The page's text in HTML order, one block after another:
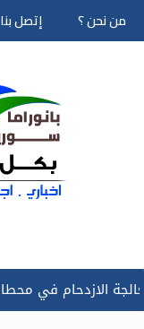
تخطى
من نحن ؟ إتصل بنا
في محطات الوقود